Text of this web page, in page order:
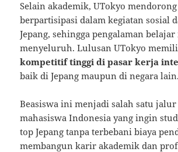
Selain akademik, UTokyo
berpartisipasi dalam kegiatan sosial
Jepang, sehingga pengalaman
menyeluruh. Lulusan UTokyo
kompetitif tinggi di pasar kerja
baik di Jepang maupun di negara lain.
Beasiswa ini menjadi salah satu jalur
mahasiswa Indonesia yang ingin
top Jepang tanpa terbebani biaya
membangun karir akademik dan